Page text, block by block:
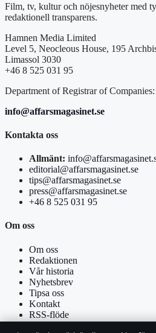
Film, tv, kultur och nöjesnyheter med
redaktionell transparens.
Hamnen Media Limited
Level 5, Neocleous House, 195
Limassol 3030
+46 8 525 031 95
Department of Registrar of
info@affarsmagasinet.se
Kontakta oss
Allmänt:
editorial@affarsmagasinet.se
tips@affarsmagasinet.se
press@affarsmagasinet.se
+46 8 525 031 95
Om oss
Om oss
Redaktionen
Vår historia
Nyhetsbrev
Tipsa oss
Kontakt
RSS-flöde